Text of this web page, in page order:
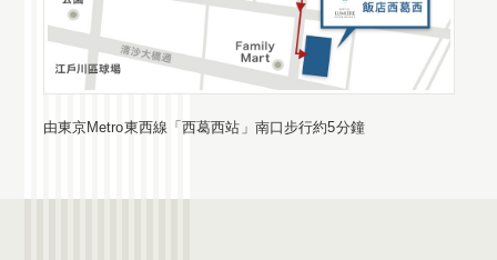
由東京Metro東西線「西葛西站」南口步行約5分鐘